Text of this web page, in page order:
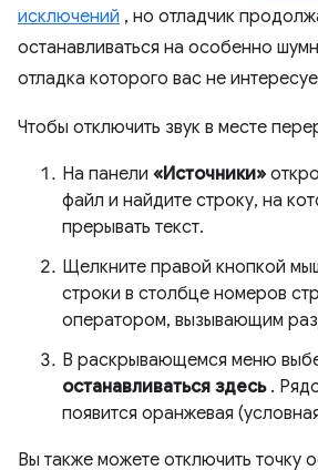
исключений , но отладчик
останавливаться на особенно
отладка которого вас не
Чтобы отключить звук в месте
На панели «Источники»
файл и найдите строку, на
прерывать текст.
Щелкните правой кнопкой
строки в столбце номеров
оператором, вызывающим
В раскрывающемся меню
останавливаться здесь.
появится оранжевая
Вы также можете отключить точку